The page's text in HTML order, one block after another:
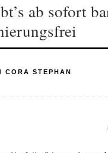
ab sofort
CORA STEPHAN